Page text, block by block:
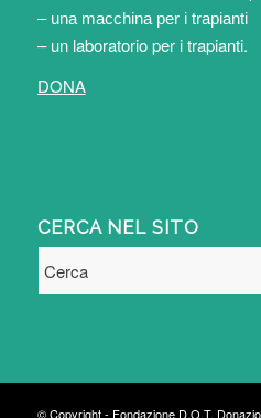
– una macchina per i trapianti
– un laboratorio per i trapianti.
DONA
CERCA NEL SITO
© Copyright - Fondazione D.O.T.